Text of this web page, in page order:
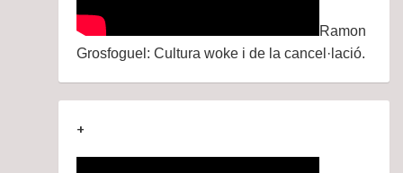
Ramon
Grosfoguel: Cultura woke i de la cancel·lació.
+